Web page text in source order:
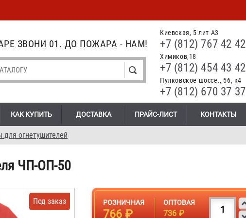
Киевская, 5 лит А3
+7 (812) 767 42 42
Химиков,18
+7 (812) 454 43 42
Пулковское шоссе., 56, к4
+7 (812) 670 37 37
ЗВОНИ 01. ДО ПОЖАРА - НАМ!
КАК КУПИТЬ ДОСТАВКА ПРАЙС-ЛИСТ КОНТАКТЫ
для огнетушителей
ЧП-ОП-50
Под заказ РОЗНИЧНАЯ
766 ₽
ОПТОВАЯ
736 ₽